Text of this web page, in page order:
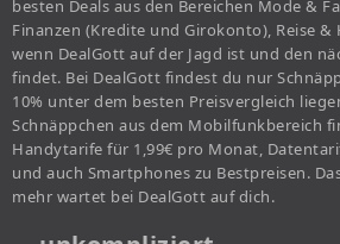
besten Deals aus den Bereichen Mode &
Finanzen (Kredite und Girokonto), Reise &
wenn DealGott auf der Jagd ist und den
findet. Bei DealGott findest du nur
10% unter dem besten Preisvergleich
Schnäppchen aus dem Mobilfunkbereich
Handytarife für 1,99€ pro Monat,
und auch Smartphones zu Bestpreisen.
mehr wartet bei DealGott auf dich.